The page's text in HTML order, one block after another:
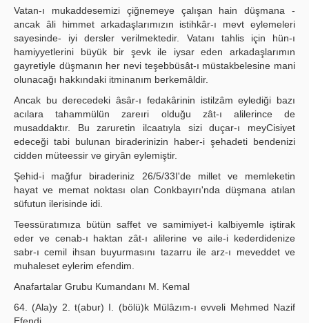
Vatan-ı mukaddesemizi çiğnemeye çalışan hain düşmana -
ancak âli himmet arkadaşlarımızın istihkâr-ı mevt eylemeleri
sayesinde- iyi dersler verilmektedir. Vatanı tahlis için hün-ı
hamiyyetlerini büyük bir şevk ile iysar eden arkadaşlarımın
gayretiyle düşmanın her nevi teşebbüsât-ı müstakbelesine mani
olunacağı hakkındaki itminanım berkemâldir.
Ancak bu derecedeki âsâr-ı fedakârinin istilzâm eylediği bazı
acılara tahammülün zareıri olduğu zât-ı alilerince de
musaddaktır. Bu zaruretin ilcaatıyla sizi duçar-ı meyCisiyet
edeceği tabi bulunan biraderinizin haber-i şehadeti bendenizi
cidden müteessir ve giryân eylemiştir.
Şehid-i mağfur biraderiniz 26/5/33I'de millet ve memleketin
hayat ve memat noktası olan Conkbayırı'nda düşmana atılan
süfutun ilerisinde idi.
Teessüratımıza bütün saffet ve samimiyet-i kalbiyemle iştirak
eder ve cenab-ı haktan zât-ı alilerine ve aile-i kederdidenize
sabr-ı cemil ihsan buyurmasını tazarru ile arz-ı meveddet ve
muhaleset eylerim efendim.
Anafartalar Grubu Kumandanı M. Kemal
64. (Ala)y 2. t(abur) I. (bölü)k Mülâzım-ı evveli Mehmed Nazif